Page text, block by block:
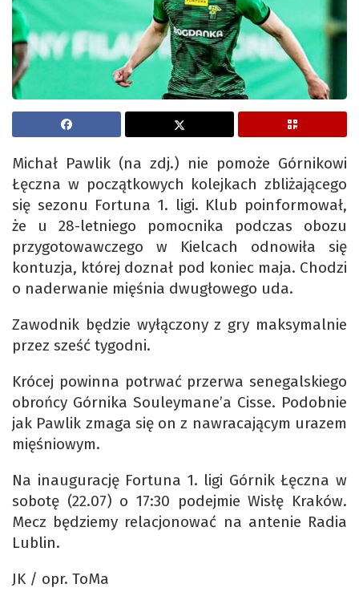
Michał Pawlik (na zdj.) nie pomoże Górnikowi
Łęczna w początkowych kolejkach zbliżającego
się sezonu Fortuna 1. ligi. Klub poinformował,
że u 28-letniego pomocnika podczas obozu
przygotowawczego w Kielcach odnowiła się
kontuzja, której doznał pod koniec maja. Chodzi
o naderwanie mięśnia dwugłowego uda.
Zawodnik będzie wyłączony z gry maksymalnie
przez sześć tygodni.
Krócej powinna potrwać przerwa senegalskiego
obrońcy Górnika Souleymane’a Cisse. Podobnie
jak Pawlik zmaga się on z nawracającym urazem
mięśniowym.
Na inaugurację Fortuna 1. ligi Górnik Łęczna w
sobotę (22.07) o 17:30 podejmie Wisłę Kraków.
Mecz będziemy relacjonować na antenie Radia
Lublin.
JK / opr. ToMa